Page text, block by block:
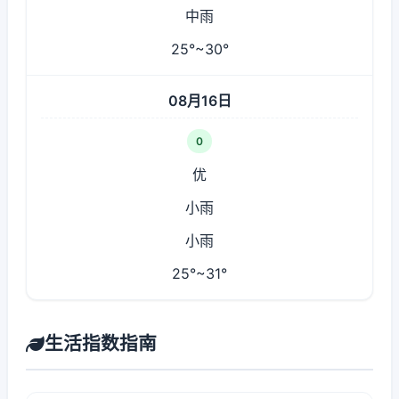
中雨
25°~30°
08月16日
0
优
小雨
小雨
25°~31°
生活指数指南